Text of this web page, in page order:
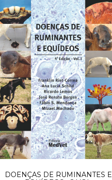
DOENÇAS DE RUMINANTES E